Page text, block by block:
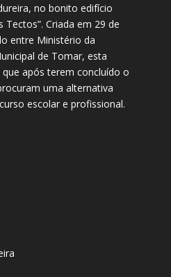
no bonito edifício
Tectos”. Criada em 29 de
entre Ministério da
de Tomar, esta
após terem concluído o
uma alternativa
escolar e profissional.